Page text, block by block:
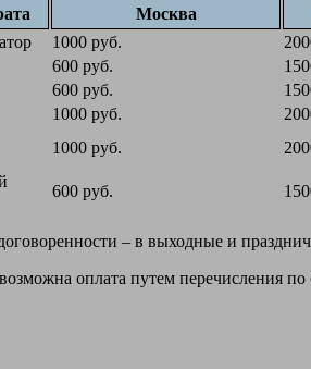
Москва
1000 руб.
600 руб.
600 руб.
1000 руб.
1000 руб.
600 руб.
– в выходные и
оплата путем перечисления по